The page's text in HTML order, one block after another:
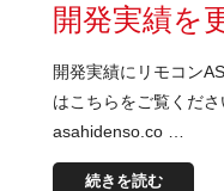
開発実績を
開発実績にリモコン
はこちらをご覧くだ
asahidenso.co …
続きを読む